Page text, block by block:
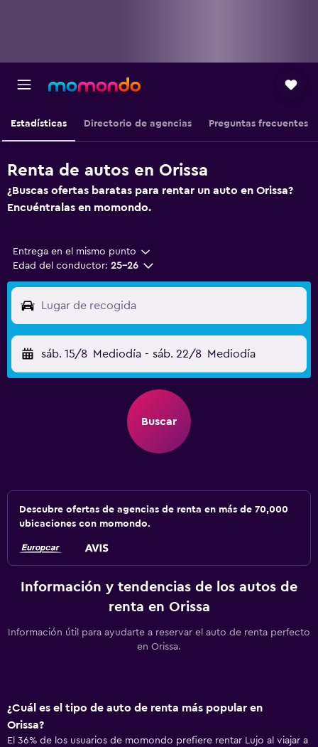
Estadísticas Directorio de agencias Preguntas frecuentes
Renta de autos en Orissa
¿Buscas ofertas baratas para rentar un auto en Orissa?
Encuéntralas en momondo.
Entrega en el mismo punto
Edad del conductor: 25-26
Lugar de recogida
sáb. 15/8 Mediodía - sáb. 22/8 Mediodía
Buscar
Descubre ofertas de agencias de renta en más de 70,000
ubicaciones con momondo.
Información y tendencias de los autos de
renta en Orissa
Información útil para ayudarte a reservar el auto de renta perfecto
en Orissa.
¿Cuál es el tipo de auto de renta más popular en
Orissa?
El 36% de los usuarios de momondo prefiere rentar Lujo al viajar a